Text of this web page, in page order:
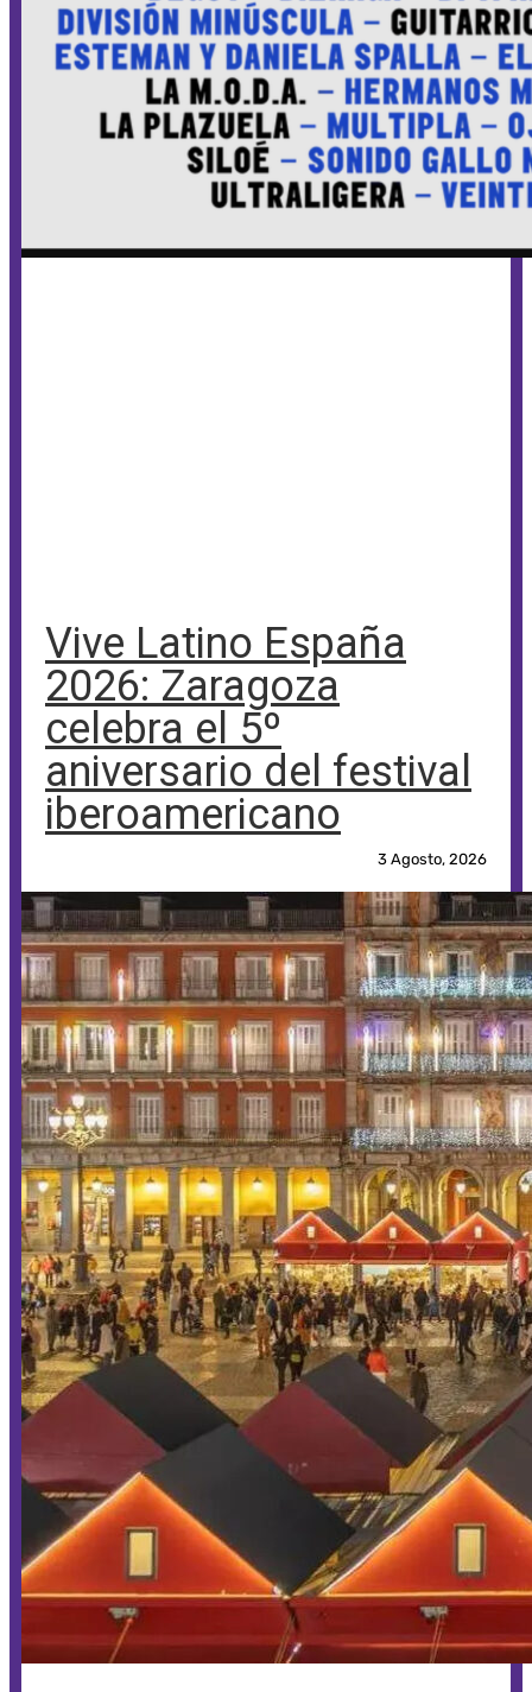
Vive Latino España
2026: Zaragoza
celebra el 5º
aniversario del festival
iberoamericano
3 Agosto, 2026